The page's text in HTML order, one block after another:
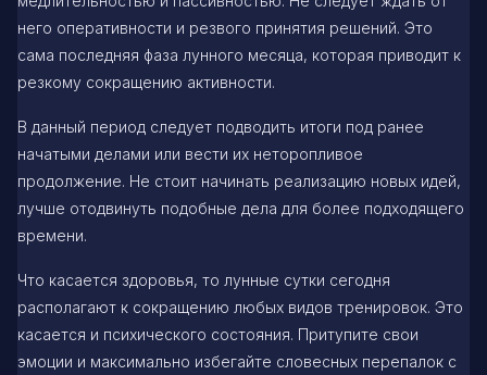
него оперативности и резвого принятия решений. Это
сама последняя фаза лунного месяца, которая приводит к
резкому сокращению активности.
В данный период следует подводить итоги под ранее
начатыми делами или вести их неторопливое
продолжение. Не стоит начинать реализацию новых идей,
лучше отодвинуть подобные дела для более подходящего
времени.
Что касается здоровья, то лунные сутки сегодня
располагают к сокращению любых видов тренировок. Это
касается и психического состояния. Притупите свои
эмоции и максимально избегайте словесных перепалок с